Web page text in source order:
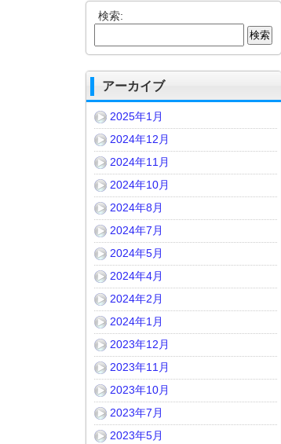
検索:
アーカイブ
2025年1月
2024年12月
2024年11月
2024年10月
2024年8月
2024年7月
2024年5月
2024年4月
2024年2月
2024年1月
2023年12月
2023年11月
2023年10月
2023年7月
2023年5月